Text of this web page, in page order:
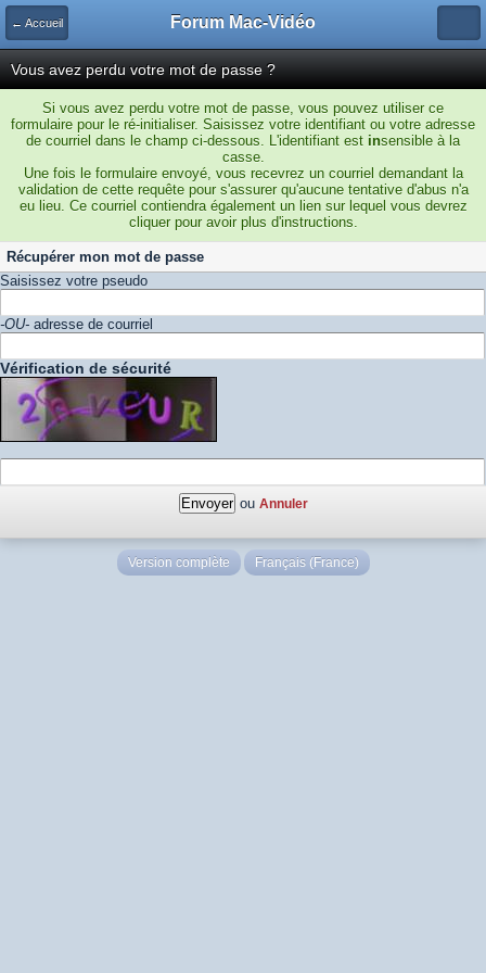
← Accueil Forum Mac-Vidéo
Vous avez perdu votre mot de passe ?
Si vous avez perdu votre mot de passe, vous pouvez utiliser ce
formulaire pour le ré-initialiser. Saisissez votre identifiant ou votre adresse
de courriel dans le champ ci-dessous. L'identifiant est insensible à la
casse.
Une fois le formulaire envoyé, vous recevrez un courriel demandant la
validation de cette requête pour s'assurer qu'aucune tentative d'abus n'a
eu lieu. Ce courriel contiendra également un lien sur lequel vous devrez
cliquer pour avoir plus d'instructions.
Récupérer mon mot de passe
Saisissez votre pseudo
-OU- adresse de courriel
Vérification de sécurité
ou Annuler
Version complète Français (France)